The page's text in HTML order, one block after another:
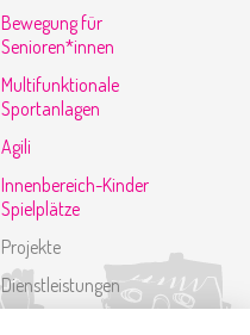
Bewegung für
Senioren*innen
Multifunktionale
Sportanlagen
Agili
Innenbereich-Kinder
Spielplätze
Projekte
Dienstleistungen